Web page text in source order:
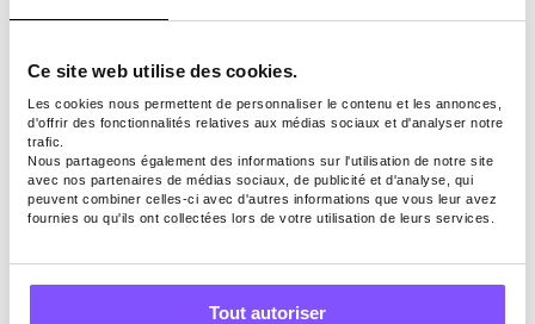
Ce site web utilise des cookies.
Les cookies nous permettent de personnaliser le contenu et les annonces,
d'offrir des fonctionnalités relatives aux médias sociaux et d'analyser notre
trafic.
Nous partageons également des informations sur l'utilisation de notre site
avec nos partenaires de médias sociaux, de publicité et d'analyse, qui
peuvent combiner celles-ci avec d'autres informations que vous leur avez
fournies ou qu'ils ont collectées lors de votre utilisation de leurs services.
Tout autoriser
streaming.
utiliser un VPN pour acheter des
abonnements Spotify à un prix
inférieur en remplaçant votre adresse
IP par un emplacement pris en charge.
Produits eBay :eBay propose des
dizaines de produits à prix réduit aux
Pour quelqu’un dans un pays non pris
en charge, vous pouvez toujours